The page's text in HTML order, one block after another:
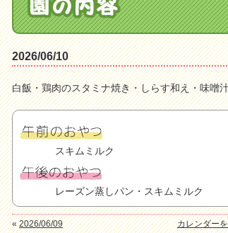
2026/06/10
白飯・鶏肉のスタミナ焼き・しらす和え・味噌
スキムミルク
レーズン蒸しパン・スキムミルク
«2026/06/09 カレンダー